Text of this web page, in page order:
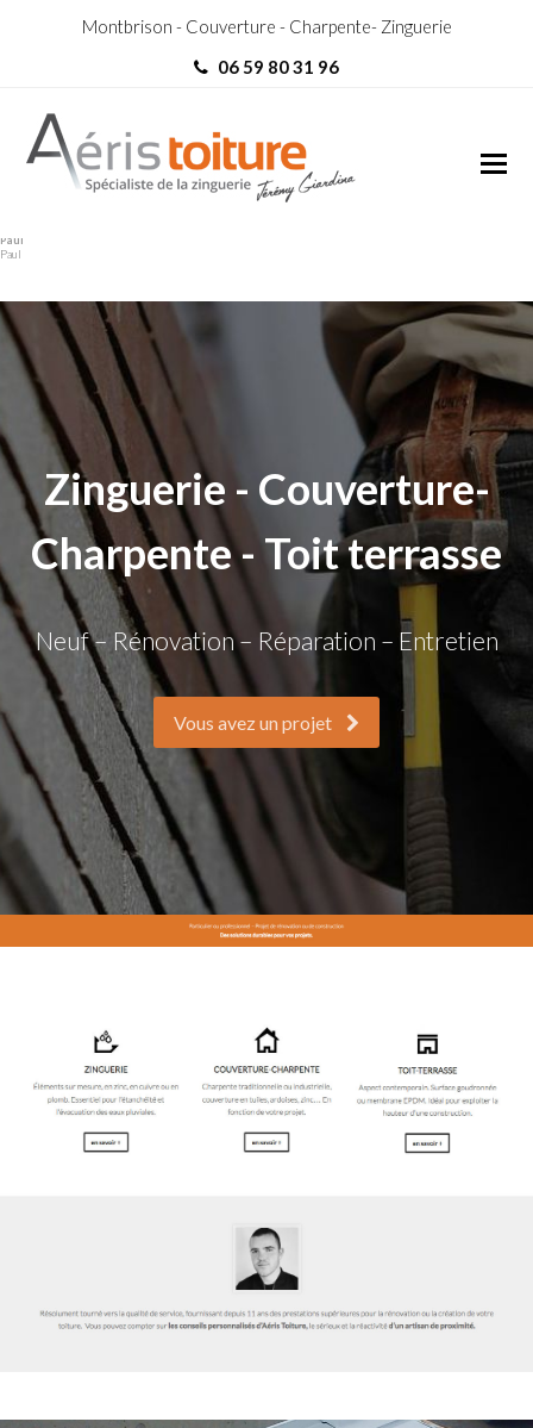
Montbrison - Couverture - Charpente- Zinguerie
06 59 80 31 96
Paul
Paul
Zinguerie - Couverture-
Charpente - Toit terrasse
Neuf – Rénovation – Réparation – Entretien
Vous avez un projet